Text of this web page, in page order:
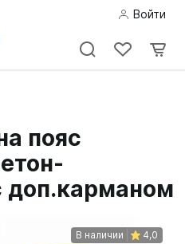
Войти
пояс
доп.карманом
В наличии 4,0